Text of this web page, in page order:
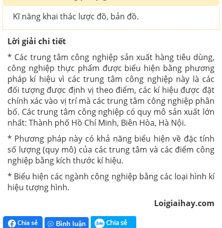
Kĩ năng khai thác lược đồ, bản đồ.
Lời giải chi tiết
* Các trung tâm công nghiệp sản xuất hàng tiêu dùng,
công nghiệp thực phẩm được biểu hiện bằng phương
pháp kí hiệu vì các trung tâm công nghiệp này là các
đối tượng được định vị theo điểm, các kí hiệu được đặt
chính xác vào vị trí mà các trung tâm công nghiệp phân
bố. Các trung tâm công nghiệp có quy mô sản xuất lớn
nhất: Thành phố Hồ Chí Minh, Biên Hòa, Hà Nội.
* Phương pháp này có khả năng biểu hiện về đặc tính
số lượng (quy mô) của các trung tâm và các điểm công
nghiệp bằng kích thước kí hiệu.
* Biểu hiện các ngành công nghiệp bằng các loại hình kí
hiệu tượng hình.
Loigiaihay.com
Chia sẻ Bình luận Chia sẻ